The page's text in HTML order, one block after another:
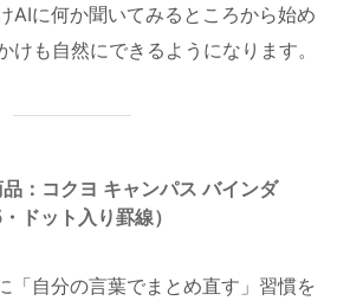
AIに何か聞いてみるところから始め
けも自然にできるようになります。
：コクヨ キャンパス バインダ
ドット入り罫線）
「自分の言葉でまとめ直す」習慣を